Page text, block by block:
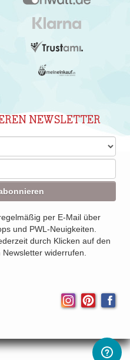
NEWSLETTER
per E-Mail über
und PWL-Neuigkeiten.
durch Klicken auf den
widerrufen.